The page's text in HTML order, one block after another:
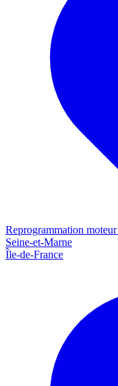
Reprogrammation moteur
Seine-et-Marne
Île-de-France